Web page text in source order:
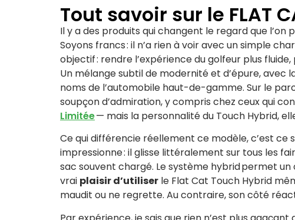
Tout savoir sur le FLAT
Il y a des produits qui changent le regard que
Soyons francs : il n’a rien à voir avec un simple
objectif : rendre l’expérience du golfeur plus
Un mélange subtil de modernité et d’épure, avec
noms de l’automobile haut-de-gamme. Sur le
soupçon d’admiration, y compris chez ceux qui
Limitée— mais la personnalité du Touch Hybrid,
Ce qui différencie réellement ce modèle, c’est ce
impressionne : il glisse littéralement sur tous les
sac souvent chargé. Le système hybrid permet
vrai plaisir d’utiliser le Flat Cat Touch Hybrid
maudit ou ne regrette. Au contraire, son côté